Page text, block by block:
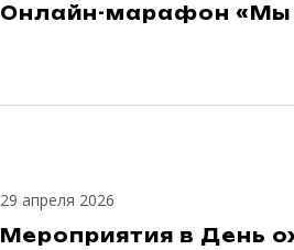
Онлайн-марафон «Мы
29 апреля 2026
Мероприятия в День